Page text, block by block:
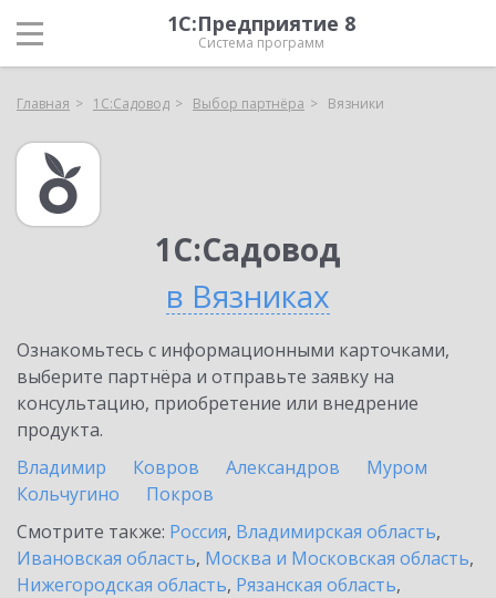
1С:Предприятие 8
Система программ
Главная 1С:Садовод Выбор партнёра Вязники
1С:Садовод
в Вязниках
Ознакомьтесь с информационными карточками,
выберите партнёра и отправьте заявку на
консультацию, приобретение или внедрение
продукта.
Владимир
Ковров Александров
Муром
Кольчугино
Покров
Смотрите также: Россия, Владимирская область,
Ивановская область, Москва и Московская область,
Нижегородская область, Рязанская область,